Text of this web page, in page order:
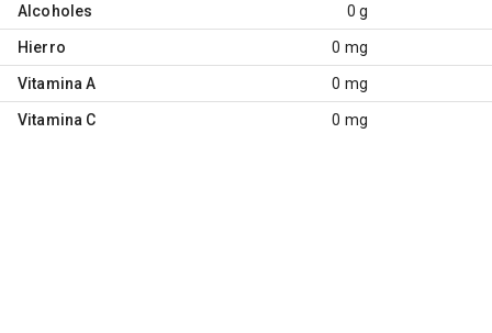
Alcoholes 0 g
Hierro 0 mg
Vitamina A 0 mg
Vitamina C 0 mg